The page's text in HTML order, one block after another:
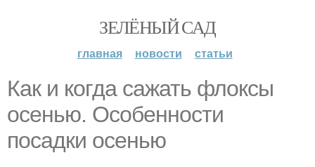
ЗЕЛЁНЫЙ САД
главная новости статьи
Как и когда сажать флоксы
осенью. Особенности
посадки осенью